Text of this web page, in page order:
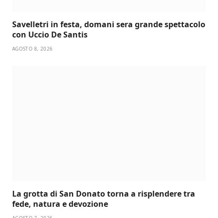
Savelletri in festa, domani sera grande spettacolo
con Uccio De Santis
AGOSTO 8, 2026
La grotta di San Donato torna a risplendere tra
fede, natura e devozione